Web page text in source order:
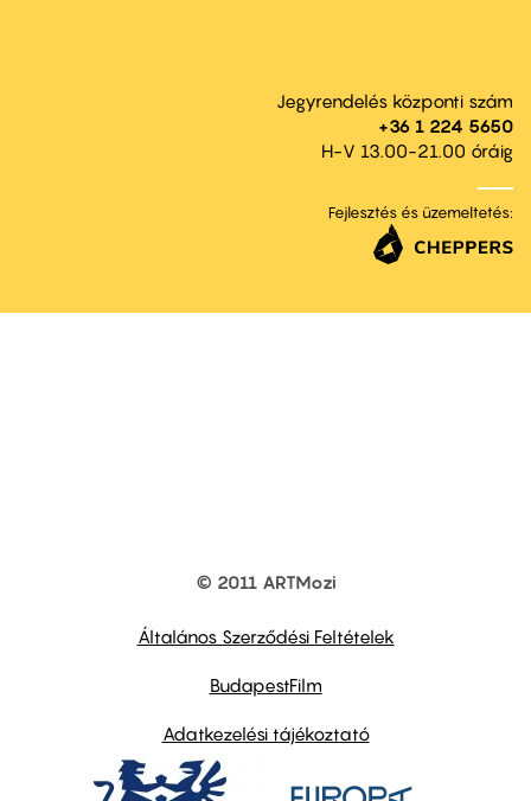
Jegyrendelés központi szám
+36 1 224 5650
H-V 13.00-21.00 óráig
Fejlesztés és üzemeltetés:
© 2011 ARTMozi
Általános Szerződési Feltételek
BudapestFilm
Adatkezelési tájékoztató